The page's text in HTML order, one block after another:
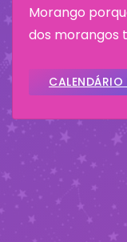
Morango
dos morangos
CALENDÁRIO